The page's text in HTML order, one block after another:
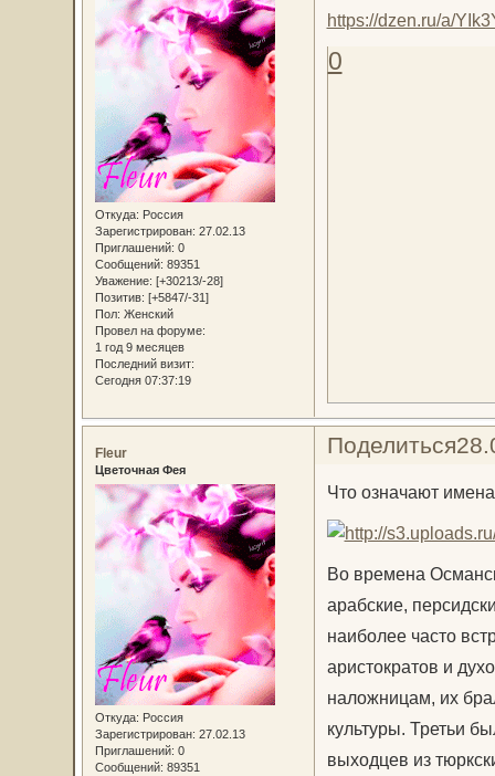
Откуда: Россия
Зарегистрирован: 27.02.13
Приглашений: 0
Сообщений: 89351
Уважение: [+30213/-28]
Позитив: [+5847/-31]
Пол: Женский
Провел на форуме:
1 год 9 месяцев
Последний визит:
Сегодня 07:37:19
https://dzen.ru/a/
0
Поделиться
Fleur
Цветочная Фея
Откуда: Россия
Зарегистрирован: 27.02.13
Приглашений: 0
Сообщений: 89351
Что означают
Во времена
арабские,
наиболее часто
аристократов и
наложницам, их
культуры. Третьи
выходцев из